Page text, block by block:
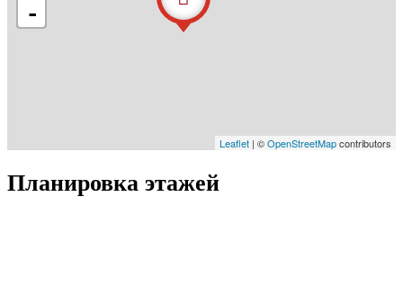
-
Leaflet | ©OpenStreetMapcontributors
Планировка этажей